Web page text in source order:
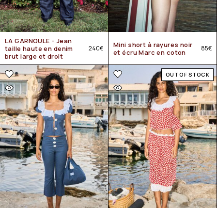
LA GARNOULE – Jean
taille haute en denim
brut large et droit
240€
Mini short à rayures noir
et écru Marc en coton
85€
OUT OF STOCK